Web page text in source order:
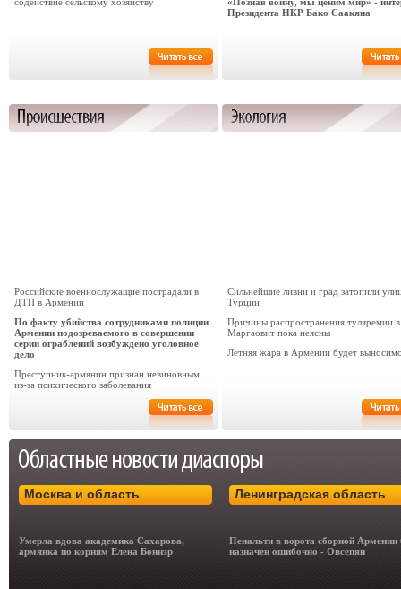
Президента НКР Бако Саакяна
Российские военнослужащие пострадали в
ДТП в Армении
По факту убийства сотрудниками полиции
Армении подозреваемого в совершении
серии ограблений возбуждено уголовное
дело
Преступник-армянин признан невиновным
из-за психического заболевания
Сильнейшие ливни и град затопили
Турции
Причины распространения туляремии в
Маргаовит пока неясны
Летняя жара в Армении будет
Москва и область
Умерла вдова академика Сахарова,
армянка по корням Елена Боннэр
Ленинградская область
Пенальти в ворота сборной
назначен ошибочно - Овсепян